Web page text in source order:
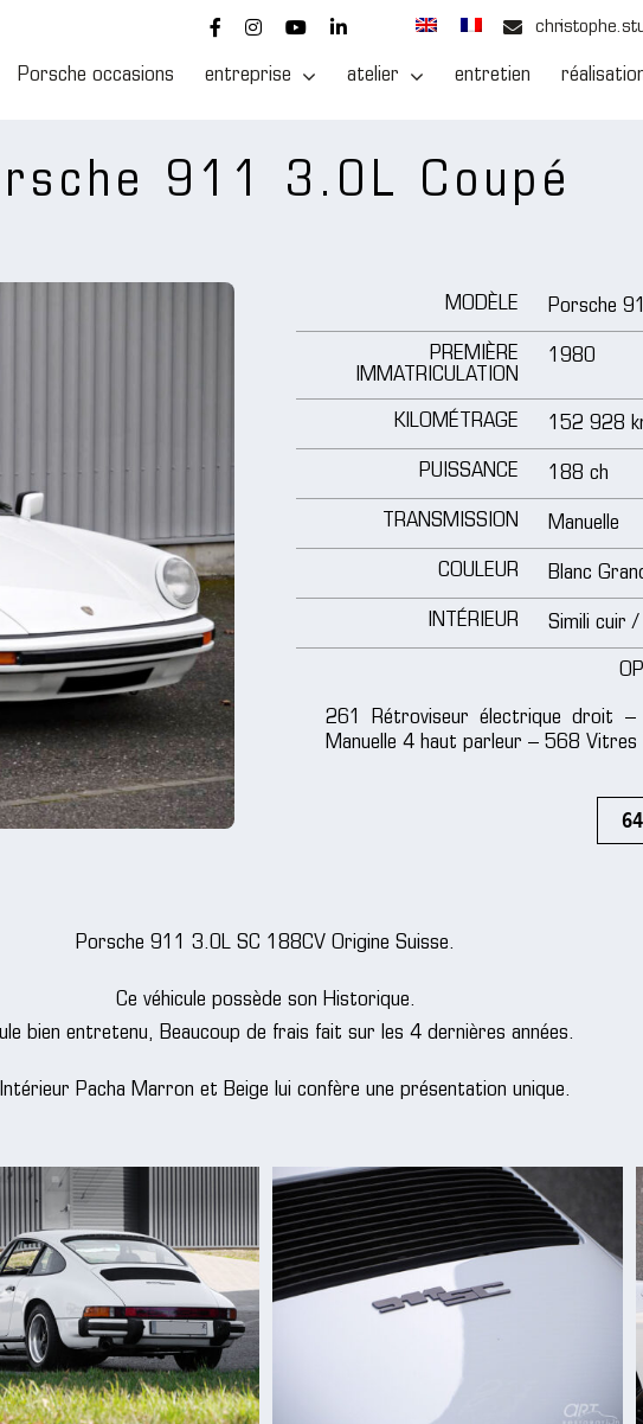
Porsche occasions entreprise atelier entretien
911 3.0L Coupé
MODÈLE Porsche
PREMIÈRE
IMMATRICULATION
1980
KILOMÉTRAGE 152 928
PUISSANCE 188 ch
TRANSMISSION Manuelle
COULEUR Blanc
INTÉRIEUR Simili cuir
261 Rétroviseur électrique droit
Manuelle 4 haut parleur – 568
Porsche 911 3.0L SC 188CV Origine Suisse.
Ce véhicule possède son Historique.
bien entretenu, Beaucoup de frais fait sur les 4 dernières années.
Pacha Marron et Beige lui confère une présentation unique.